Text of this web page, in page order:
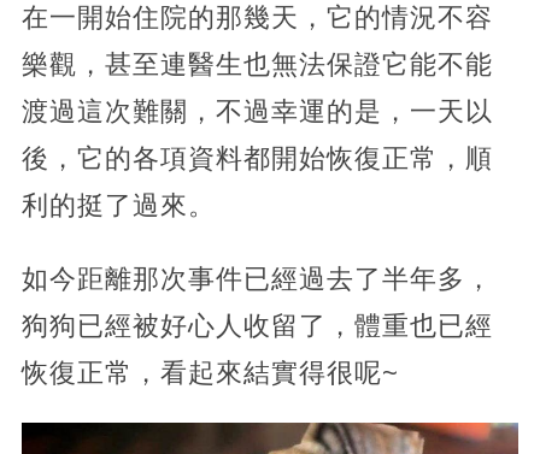
在一開始住院的那幾天，它的情況不容
樂觀，甚至連醫生也無法保證它能不能
渡過這次難關，不過幸運的是，一天以
後，它的各項資料都開始恢復正常，順
利的挺了過來。
如今距離那次事件已經過去了半年多，
狗狗已經被好心人收留了，體重也已經
恢復正常，看起來結實得很呢~